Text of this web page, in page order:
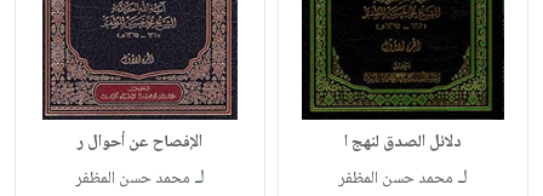
دلائل الصدق لنهج ا
لـ محمد حسن المظفر
الإفصاح عن أحوال ر
لـ محمد حسن المظفر